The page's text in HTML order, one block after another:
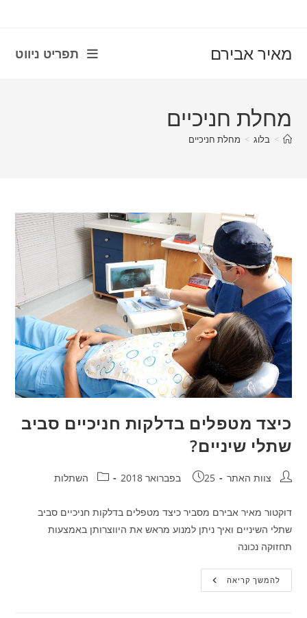
מאיר אבירם תפריט ניווט
מחלת חניכיים
> בלוג > מחלת חניכיים
כיצד מטפלים בדלקות חניכיים סביב
שתלי שיניים?
מחבר:צוות האתר פורסם:
25 בפברואר 2018 קטגוריה:השתלות
דוקטור מאיר אבירם מסביר כיצד מטפלים בדלקות חניכיים סביב
שתלי השיניים ואיך ניתן למנוע מראש את היווצרותן באמצעות
תחזוקה נכונה
להמשך קריאהכיצד
מטפלים